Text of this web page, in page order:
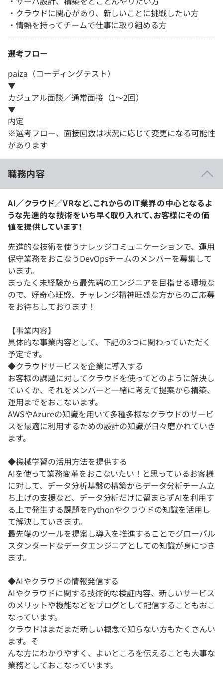
・クラウドに関心があり、新しいことに挑戦したい方
・情熱を持ってチームで仕事に取り組める方
選考フロー
paiza（コーディングテスト）
▼
カジュアル面談／通常面接（1～2回）
▼
内定
※選考フロー、面接回数は状況に応じて変更になる可能性
があります
職務内容
AI／クラウド／VRなど、これからのIT業界の中心となるよ
うな先進的な技術をいち早く取り入れて、お客様にその価
値を提供しています！
先進的な技術を使うナレッジコミュニケーションで、運用
保守業務をおこなうDevOpsチームのメンバーを募集して
います。
まったく未経験から最先端のエンジニアを目指せる環境な
ので、好奇心旺盛、チャレンジ精神旺盛な方からのご応募
をお待ちしております！
【事業内容】
具体的な事業内容として、下記の3つに関わっていただく
予定です。
◆クラウドサービスを企業に導入する
お客様の課題に対してクラウドを使ってどのように解決し
ていくか、それをメンバーと一緒に考えて提案から構築、
運用までをおこないます。
AWSやAzureの知識を用いて多種多様なクラウドのサービ
スを最適に利用するための設計の知識が日々磨かれていき
ます。
◆機械学習の活用方法を提供する
AIを使って業務変革をおこないたい！と思っているお客様
に対して、データ分析基盤の構築からデータ分析チーム立
ち上げの支援など、データ分析だけに留まらずAIを利用す
る上で発生する課題をPythonやクラウドの知識を活用し
て解決していきます。
最先端のツールを提案し導入を推進することでグローバル
スタンダードなデータエンジニアとしての知識が身につき
ます。
◆AIやクラウドの情報発信する
AIやクラウドに関する技術的な検証内容、新しいサービス
のメリットや機能などをブログとして配信することもおこ
なっています。
クラウドはまだまだ新しい概念で知らない方もたくさんい
ます。そ
んな方にわかりやすく、よいところを伝えることも大事な
業務としておこなっています。